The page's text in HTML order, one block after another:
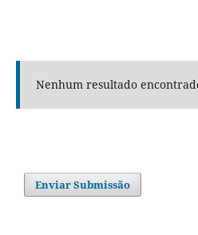
Nenhum resultado
Enviar Submissão